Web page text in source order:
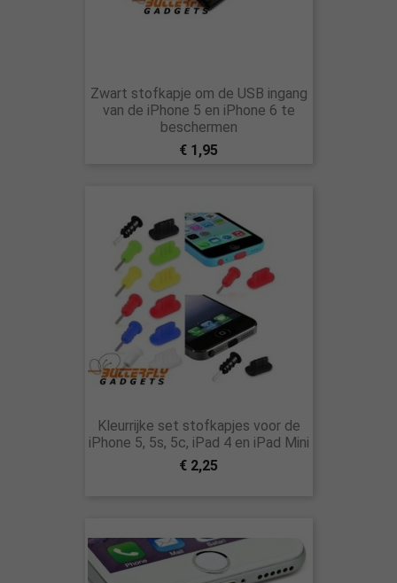
Zwart stofkapje om de USB ingang
van de iPhone 5 en iPhone 6 te
beschermen
€ 1,95
Kleurrijke set stofkapjes voor de
iPhone 5, 5s, 5c, iPad 4 en iPad Mini
€ 2,25